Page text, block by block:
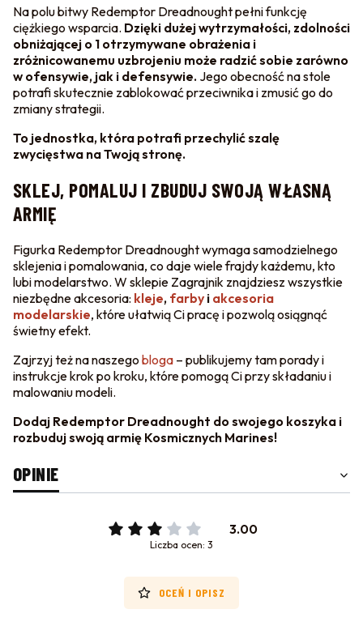
Na polu bitwy Redemptor Dreadnought pełni funkcję
ciężkiego wsparcia. Dzięki dużej wytrzymałości, zdolności
obniżającej o 1 otrzymywane obrażenia i
zróżnicowanemu uzbrojeniu może radzić sobie zarówno
w ofensywie, jak i defensywie. Jego obecność na stole
potrafi skutecznie zablokować przeciwnika i zmusić go do
zmiany strategii.
To jednostka, która potrafi przechylić szalę
zwycięstwa na Twoją stronę.
SKLEJ, POMALUJ I ZBUDUJ SWOJĄ WŁASNĄ
ARMIĘ
Figurka Redemptor Dreadnought wymaga samodzielnego
sklejenia i pomalowania, co daje wiele frajdy każdemu, kto
lubi modelarstwo. W sklepie Zagrajnik znajdziesz wszystkie
niezbędne akcesoria: kleje, farby i akcesoria
modelarskie, które ułatwią Ci pracę i pozwolą osiągnąć
świetny efekt.
Zajrzyj też na naszego bloga – publikujemy tam porady i
instrukcje krok po kroku, które pomogą Ci przy składaniu i
malowaniu modeli.
Dodaj Redemptor Dreadnought do swojego koszyka i
rozbuduj swoją armię Kosmicznych Marines!
OPINIE
3.00
Liczba ocen: 3
OCEŃ I OPISZ